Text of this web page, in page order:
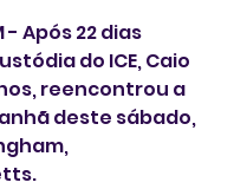
- Após 22 dias
do ICE, Caio
reencontrou a
deste sábado,